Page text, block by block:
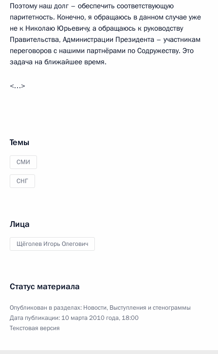
Поэтому наш долг – обеспечить соответствующую
паритетность. Конечно, я обращаюсь в данном случае уже
не к Николаю Юрьевичу, а обращаюсь к руководству
Правительства, Администрации Президента – участникам
переговоров с нашими партнёрами по Содружеству. Это
задача на ближайшее время.
<…>
Темы
СМИ
СНГ
Лица
Щёголев Игорь Олегович
Статус материала
Опубликован в разделах: Новости, Выступления и стенограммы
Дата публикации: 10 марта 2010 года, 18:00
Текстовая версия